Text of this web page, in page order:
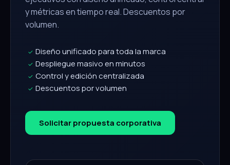
y métricas en tiempo real. Descuentos por
volumen.
✓ Diseño unificado para toda la marca
✓ Despliegue masivo en minutos
✓ Control y edición centralizada
✓ Descuentos por volumen
Solicitar propuesta corporativa